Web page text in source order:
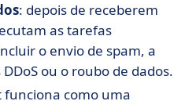
: depois de receberem
as tarefas
o envio de spam, a
ou o roubo de dados.
como uma